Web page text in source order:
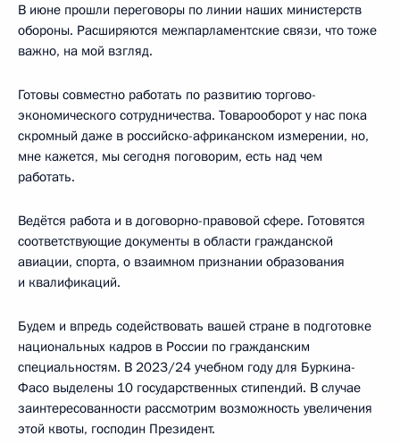
В июне прошли переговоры по линии наших министерств
обороны. Расширяются межпарламентские связи, что тоже
важно, на мой взгляд.
Готовы совместно работать по развитию торгово-
экономического сотрудничества. Товарооборот у нас пока
скромный даже в российско-африканском измерении, но,
мне кажется, мы сегодня поговорим, есть над чем
работать.
Ведётся работа и в договорно-правовой сфере. Готовятся
соответствующие документы в области гражданской
авиации, спорта, о взаимном признании образования
и квалификаций.
Будем и впредь содействовать вашей стране в подготовке
национальных кадров в России по гражданским
специальностям. В 2023/24 учебном году для Буркина-
Фасо выделены 10 государственных стипендий. В случае
заинтересованности рассмотрим возможность увеличения
этой квоты, господин Президент.